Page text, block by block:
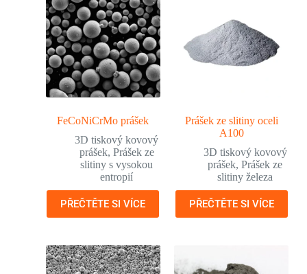
FeCoNiCrMo prášek
3D tiskový kovový
prášek, Prášek ze
slitiny s vysokou
entropií
PŘEČTĚTE SI VÍCE
Prášek ze slitiny oceli
A100
3D tiskový kovový
prášek,Prášek ze
slitiny železa
PŘEČTĚTE SI VÍCE